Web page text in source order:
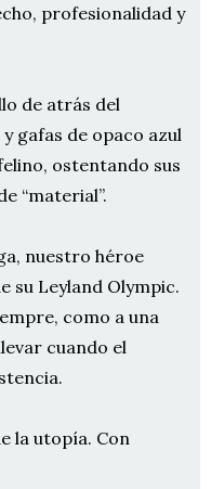
profesionalidad y
de atrás del
gafas de opaco azul
ostentando sus
“material”.
nuestro héroe
su Leyland Olympic.
como a una
cuando el
la utopía. Con